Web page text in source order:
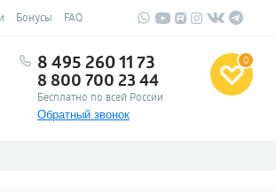
Бонусы FAQ
8 495 260 11 73
8 800 700 23 44
Бесплатно по всей России
Обратный звонок
0